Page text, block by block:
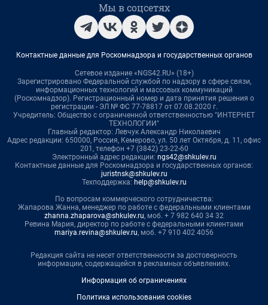
Мы в соцсетях
Контактные данные для Роскомнадзора и государственных органов
Сетевое издание «NGS42.RU» (18+)
Зарегистрировано Федеральной службой по надзору в сфере связи,
информационных технологий и массовых коммуникаций
(Роскомнадзор). Регистрационный номер и дата принятия решения о
регистрации - ЭЛ № ФС 77-78817 от 07.08.2020 г.
Учредитель: Общество с ограниченной ответственностью "ИНТЕРНЕТ
ТЕХНОЛОГИИ"
Главный редактор: Левчук Александр Николаевич
Адрес редакции: 650000, Россия, Кемерово, ул. 50 лет Октября, д. 11, офис
201, телефон +7 (3842) 23-22-60
Электронный адрес редакции: ngs42@shkulev.ru
Контактные данные для Роскомнадзора и государственных органов:
juristnsk@shkulev.ru
Техподдержка: help@shkulev.ru
По вопросам коммерческого сотрудничества:
Жапарова Жанна, менеджер по работе с федеральными клиентами
zhanna.zhaparova@shkulev.ru, моб. + 7 982 640 34 32
Ревина Мария, директор по работе с федеральными клиентами
mariya.revina@shkulev.ru, моб. +7 910 402 4056
Редакция сайта не несет ответственности за достоверность
информации, содержащейся в рекламных объявлениях.
Информация об ограничениях
Политика использования cookies